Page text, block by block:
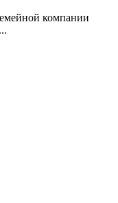
компании